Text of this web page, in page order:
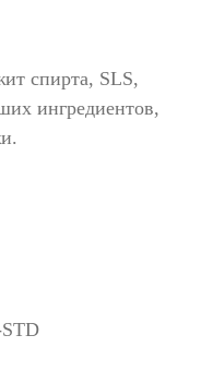
спирта, SLS,
ингредиентов,